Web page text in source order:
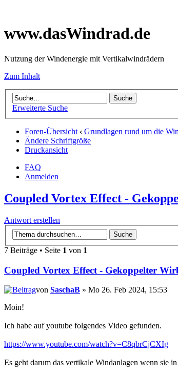
www.dasWindrad.de
Nutzung der Windenergie mit Vertikalwindrädern
Zum Inhalt
Erweiterte Suche
Foren-Übersicht ‹ Grundlagen rund um die
Ändere Schriftgröße
Druckansicht
FAQ
Anmelden
Coupled Vortex Effect -
Antwort erstellen
7 Beiträge • Seite 1 von 1
Coupled Vortex Effect - Gekoppelter
von SaschaB » Mo 26. Feb 2024, 15:53
Moin!
Ich habe auf youtube folgendes Video gefunden.
https://www.youtube.com/watch?v=C8qbrCjCXIg
Es geht darum das vertikale Windanlagen wenn sie